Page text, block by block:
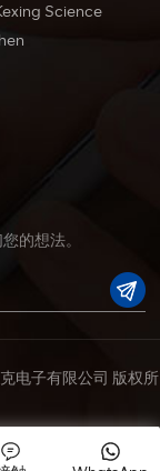
Science
的想法。
电子有限公司 版权所